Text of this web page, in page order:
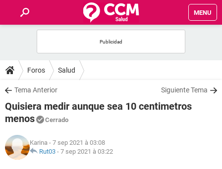
MENU
FORUMS
SALUD
FAMILIA
NUTRICIÓN
Foros Salud
Tema Anterior Siguiente Tema
Quisiera medir aunque sea 10 centimetros
menos
Cerrado
Karina - 7 sep 2021 à 03:08
Rut03 - 7 sep 2021 à 03:22